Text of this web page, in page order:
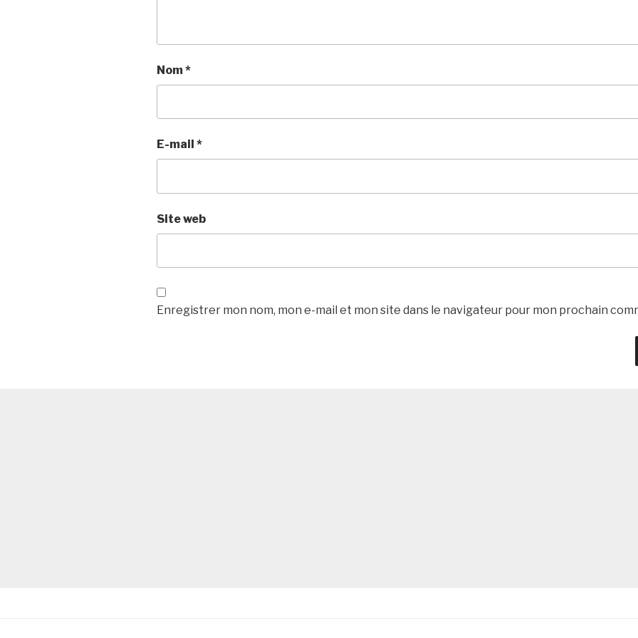
Nom*
E-mail *
Site web
Enregistrer mon nom, mon e-mail et mon site dans le navigateur pour mon prochain